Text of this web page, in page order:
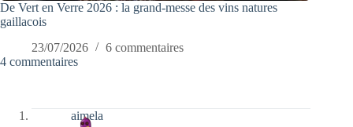
De Vert en Verre 2026 : la grand-messe des vins natures
gaillacois
23/07/2026
6 commentaires
4 commentaires
aimela